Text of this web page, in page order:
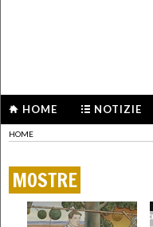
HOME NOTIZIE
HOME
MOSTRE